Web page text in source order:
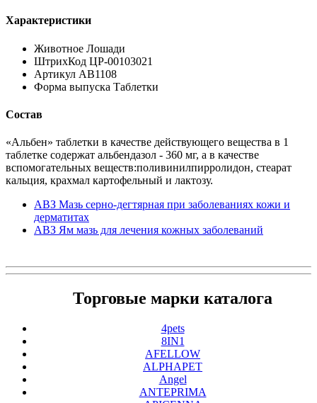
Характеристики
Животное Лошади
ШтрихКод ЦР-00103021
Артикул АВ1108
Форма выпуска Таблетки
Состав
«Альбен» таблетки в качестве действующего вещества в 1
таблетке содержат альбендазол - 360 мг, а в качестве
вспомогательных веществ:поливинилпирролидон, стеарат
кальция, крахмал картофельный и лактозу.
АВЗ Мазь серно-дегтярная при заболеваниях кожи и
дерматитах
АВЗ Ям мазь для лечения кожных заболеваний
Торговые марки каталога
4pets
8IN1
AFELLOW
ALPHAPET
Angel
ANTEPRIMA